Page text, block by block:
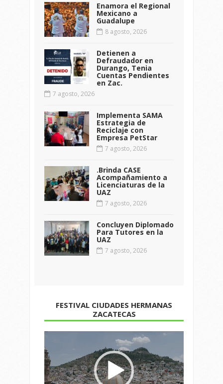
Enamora el Regional
Mexicano a
Guadalupe
8 agosto, 2026
Detienen a
Defraudador en
Durango, Tenia
Cuentas Pendientes
en Zac.
7 agosto, 2026
Implementa SAMA
Estrategia de
Reciclaje con
Empresa PetStar
7 agosto, 2026
.Brinda CASE
Acompañamiento a
Licenciaturas de la
UAZ
7 agosto, 2026
Concluyen Diplomado
Para Tutores en la
UAZ
7 agosto, 2026
FESTIVAL CIUDADES HERMANAS
ZACATECAS
de
vídeo